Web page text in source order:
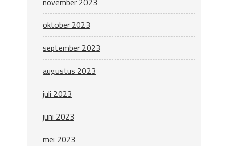
oktober 2023
september 2023
augustus 2023
juli 2023
juni 2023
mei 2023